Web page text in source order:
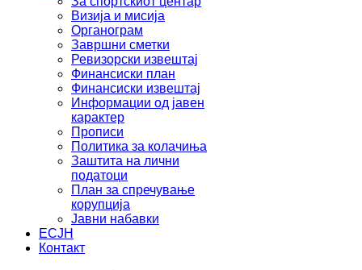
Визија и мисија
Органограм
Завршни сметки
Ревизорски извештај
Финансиски план
Финансиски извештај
Информации од јавен
карактер
Прописи
Политика за колачиња
Заштита на лични
податоци
План за спречување
корупција
Јавни набавки
ЕСЈН
Контакт